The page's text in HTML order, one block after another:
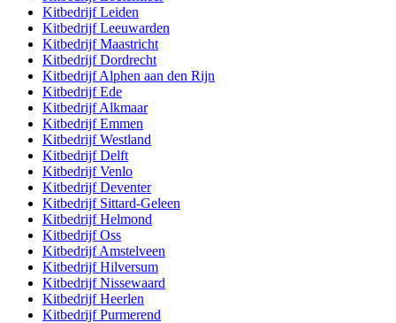
KitbedrijfLeiden
KitbedrijfLeeuwarden
KitbedrijfMaastricht
KitbedrijfDordrecht
KitbedrijfAlphen aan den Rijn
KitbedrijfEde
KitbedrijfAlkmaar
KitbedrijfEmmen
KitbedrijfWestland
KitbedrijfDelft
KitbedrijfVenlo
KitbedrijfDeventer
Kitbedrijf Sittard-Geleen
KitbedrijfHelmond
KitbedrijfOss
KitbedrijfAmstelveen
KitbedrijfHilversum
KitbedrijfNissewaard
KitbedrijfHeerlen
KitbedrijfPurmerend